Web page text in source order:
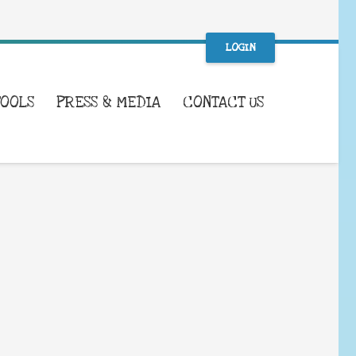
LOGIN
PRESS & MEDIA CONTACT US